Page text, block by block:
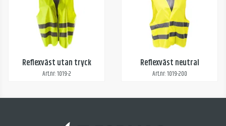
Reflexväst utan tryck
Art.nr: 1019-2
Reflexväst neutral
Art.nr: 1019-200